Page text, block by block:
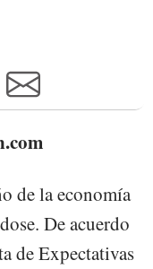
de la economía
De acuerdo
de Expectativas